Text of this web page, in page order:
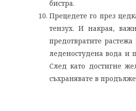
бистра.
Прецедете го през
тензух. И накрая,
предотвратите
леденостудена вода и
След като достигне
съхранявате в